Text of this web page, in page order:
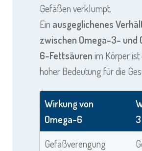
Gefäßen verklumpt.
Ein ausgeglichenes
zwischen Omega-3- und
6-Fettsäurenim Körper ist
hoher Bedeutung für die
Wirkung von
Omega-6
3
Gefäßverengung